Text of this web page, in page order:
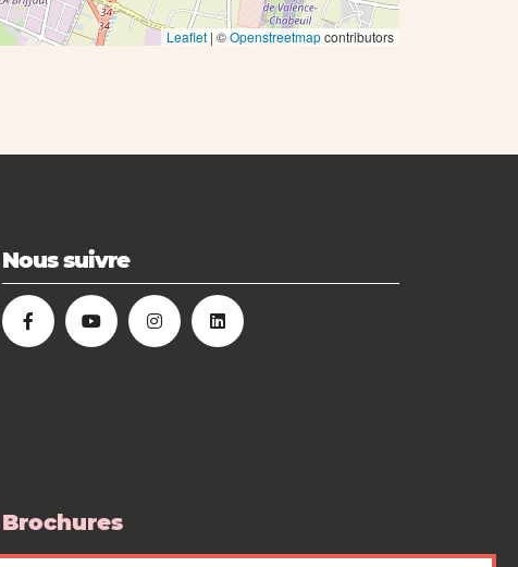
Leaflet| ©Openstreetmapcontributors
Nous suivre
Brochures